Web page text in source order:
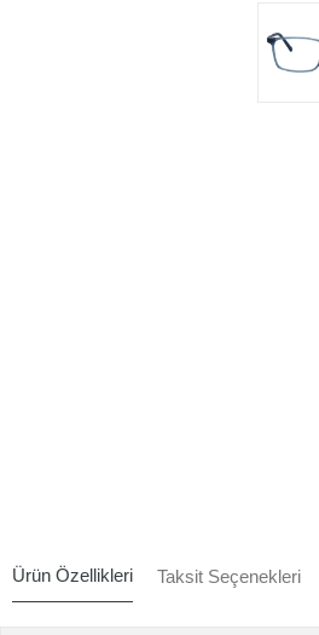
Ürün Özellikleri Taksit Seçenekleri